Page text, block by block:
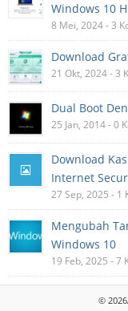
Windows 10
8 Mei, 2024 - 3
Download
21 Okt, 2024 - 3
Dual Boot
25 Jan, 2014 - 0
Download
Internet
27 Sep, 2025 - 1
Mengubah
Windows 10
19 Feb, 2025 - 7
© 2026